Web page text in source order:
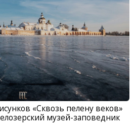
«Сквозь пелену веков»
музей-заповедник